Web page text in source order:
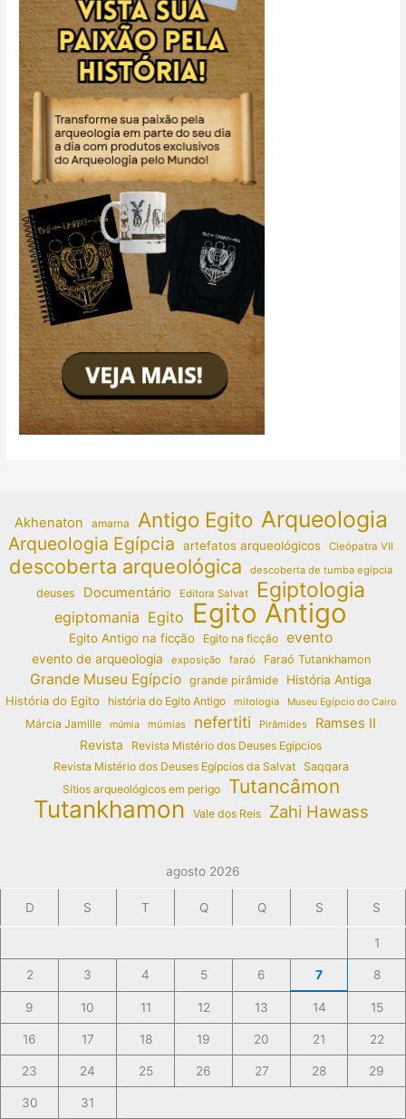
Akhenaton amarna Antigo Egito Arqueologia
Arqueologia Egípcia artefatos arqueológicos Cleópatra VII
descoberta arqueológica descoberta de tumba egípcia
deuses Documentário Editora Salvat Egiptologia
egiptomania Egito Egito Antigo
Egito Antigo na ficção Egito na ficção evento
evento de arqueologia exposição faraó Faraó Tutankhamon
Grande Museu Egípcio grande pirâmide
História Antiga
História do Egito
história do Egito Antigo mitologia Museu Egípcio do Cairo
Márcia Jamille múmia múmias nefertiti Pirâmides Ramses II
Revista
Revista Mistério dos Deuses Egípcios
Revista Mistério dos Deuses Egípcios da Salvat
Saqqara
Sítios arqueológicos em perigo
Tutancâmon
Tutankhamon Vale dos Reis Zahi Hawass
agosto 2026
D S T Q Q S S
1
2 3 4 5 6 7 8
9 10 11 12 13 14 15
16 17 18 19 20 21 22
23 24 25 26 27 28 29
30 31